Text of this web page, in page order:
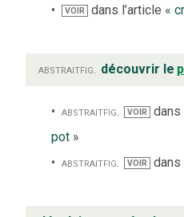
VOIR dans l’article «
abstraitfig. découvrir le
abstraitfig. VOIR
pot »
abstraitfig. VOIR dans